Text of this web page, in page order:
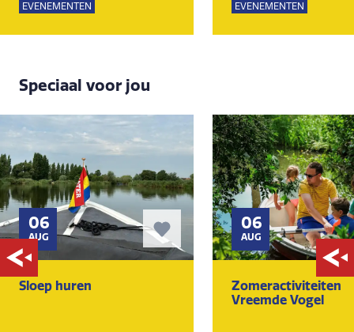
EVENEMENTEN EVENEMENTEN
Speciaal voor jou
06
AUG
Sloep huren
06
AUG
Zomeractiviteiten
Vreemde Vogel